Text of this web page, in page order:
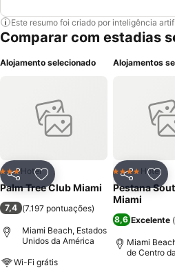
Este resumo foi criado por inteligência
Comparar com estadias
Alojamento selecionado
PartilharAdicionar aos favoritos
3 Estrelas
Hotel
Palm Tree Club Miami
7,4 (7.197 pontuações)
Miami Beach, Estados
Unidos da América
Wi-Fi grátis
Alojamentos
Partilhar
4 EstrelasHotel
Pestana
Miami
8,6 Excelente (
Miami
de Centro